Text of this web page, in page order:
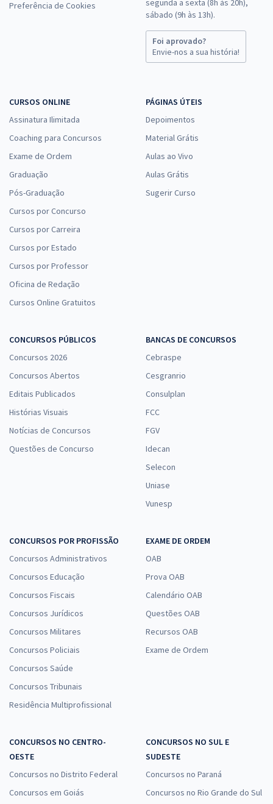
Preferência de Cookies
segunda a sexta (8h às 20h),
sábado (9h às 13h).
Foi aprovado?
Envie-nos a sua história!
CURSOS ONLINE
Assinatura Ilimitada
Coaching para Concursos
Exame de Ordem
Graduação
Pós-Graduação
Cursos por Concurso
Cursos por Carreira
Cursos por Estado
Cursos por Professor
Oficina de Redação
Cursos Online Gratuitos
PÁGINAS ÚTEIS
Depoimentos
Material Grátis
Aulas ao Vivo
Aulas Grátis
Sugerir Curso
CONCURSOS PÚBLICOS
Concursos 2026
Concursos Abertos
Editais Publicados
Histórias Visuais
Notícias de Concursos
Questões de Concurso
BANCAS DE CONCURSOS
Cebraspe
Cesgranrio
Consulplan
FCC
FGV
Idecan
Selecon
Uniase
Vunesp
CONCURSOS POR PROFISSÃO
Concursos Administrativos
Concursos Educação
Concursos Fiscais
Concursos Jurídicos
Concursos Militares
Concursos Policiais
Concursos Saúde
Concursos Tribunais
Residência Multiprofissional
EXAME DE ORDEM
OAB
Prova OAB
Calendário OAB
Questões OAB
Recursos OAB
Exame de Ordem
CONCURSOS NO CENTRO-
OESTE
Concursos no Distrito Federal
Concursos em Goiás
CONCURSOS NO SUL E
SUDESTE
Concursos no Paraná
Concursos no Rio Grande do Sul